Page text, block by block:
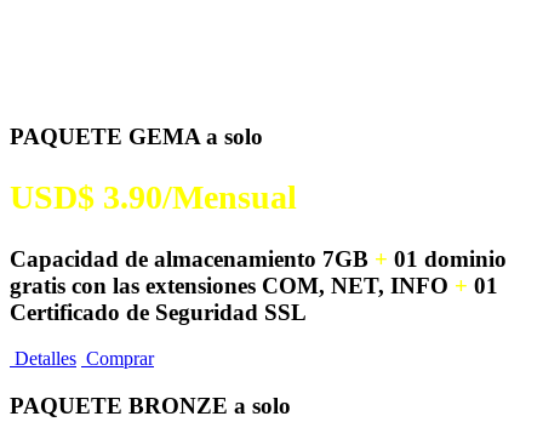
PAQUETE GEMA a solo
USD$ 3.90/Mensual
Capacidad de almacenamiento 7GB + 01 dominio
gratis con las extensiones COM, NET, INFO + 01
Certificado de Seguridad SSL
Detalles Comprar
PAQUETE BRONZE a solo